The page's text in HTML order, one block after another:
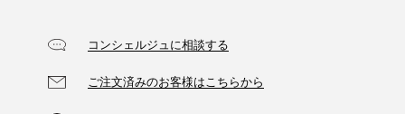
コンシェルジュに相談する
ご注文済みのお客様はこちらから